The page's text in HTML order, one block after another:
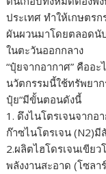
ประเทศ ทำให้เกษตร
ผันผวนมาโดยตลอดนั
ในตะวันออกกลาง
“ปุ๋ยจากอากาศ” คืออะ
นวัตกรรมนี้ใช้ทรัพยาก
ปุ๋ย“มีขั้นตอนดังนี้
1. ดึงไนโตรเจนจากอ
ก๊าซไนโตรเจน (N2)
2.ผลิตไฮโดรเจนเขีย
พลังงานสะอาด (โซล